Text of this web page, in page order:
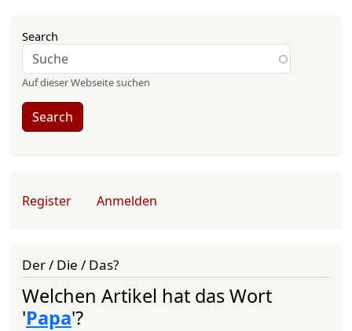
Search
Auf dieser Webseite suchen
Search
User account menu
Register Anmelden
Der / Die / Das?
Welchen Artikel hat das Wort
'Papa'?